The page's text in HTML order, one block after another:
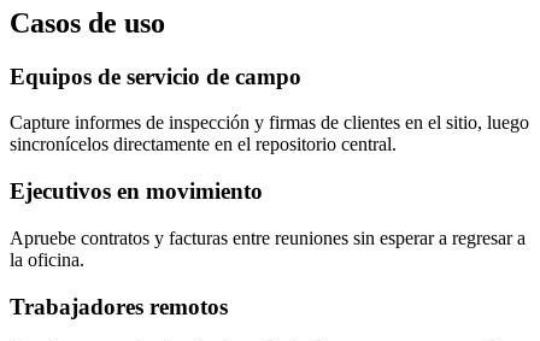
Casos de uso
Equipos de servicio de campo
Capture informes de inspección y firmas de clientes en el sitio, luego
sincronícelos directamente en el repositorio central.
Ejecutivos en movimiento
Apruebe contratos y facturas entre reuniones sin esperar a regresar a
la oficina.
Trabajadores remotos